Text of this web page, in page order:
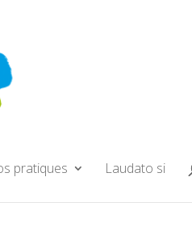
pratiques Laudato si